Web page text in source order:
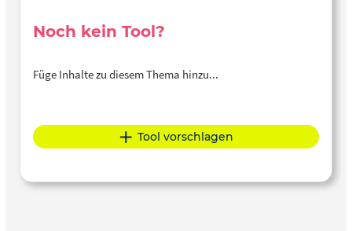
Noch kein Tool?
Füge Inhalte zu diesem Thema hinzu...
Tool vorschlagen